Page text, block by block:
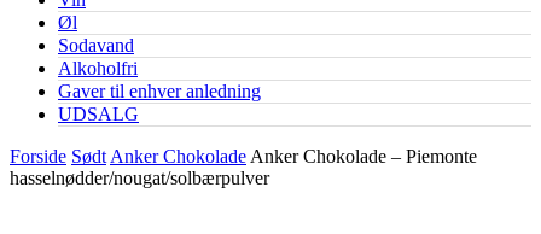
Øl
Sodavand
Alkoholfri
Gaver til enhver anledning
UDSALG
Forside Sødt Anker Chokolade Anker Chokolade – Piemonte
hasselnødder/nougat/solbærpulver